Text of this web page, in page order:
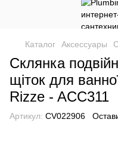
Каталог Аксессуары
Склянка
щіток для
Rizze - ACC311
Артикул: CV022906